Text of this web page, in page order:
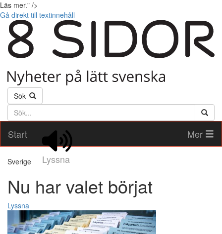
Läs mer." />
Gå direkt till textinnehåll
Sök
Söktext
Start
Lyssna
Mer
Sverige
Nu har valet börjat
Lyssna